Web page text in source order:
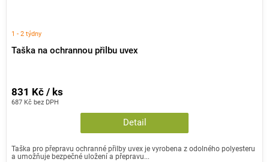
Taška na ochrannou přilbu uvex
1 - 2 týdny
687 Kč bez DPH
831 Kč / ks
Detail
Taška pro přepravu ochranné přilby uvex je vyrobena z odolného polyesteru
a umožňuje bezpečné uložení a přepravu...